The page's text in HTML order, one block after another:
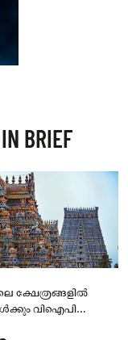
BRIEF
ക്ഷേത്രങ്ങളിൽ
വിഐപി